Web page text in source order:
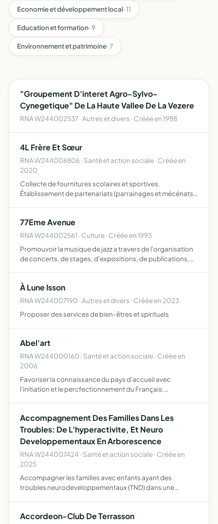
Economie et développement local· 11
Education et formation· 9
Environnement et patrimoine· 7
"Groupement D'interet Agro-Sylvo-
Cynegetique" De La Haute Vallee De La Vezere
RNA W244002537 · Autres et divers · Créée en 1988
4L Frère Et Sœur
RNA W244006806 · Santé et action sociale · Créée en
2020
Collecte de fournitures scolaires et sportives.
Établissement de partenariats (parrainages et mécénats)
conféren…
77Eme Avenue
RNA W244002561 · Culture · Créée en 1993
Promouvoir la musique de jazz a travers de l'organisation
de concerts, de stages, d'expositions, de publications,
À Lune Isson
RNA W244007190 · Autres et divers · Créée en 2023
Proposer des services de bien-êtres et spirituels
Abel'art
RNA W244000160 · Santé et action sociale · Créée en
2006
Favoriser la connaissance du pays d'accueil avec
l'initiation et le percfectionnement du Français,
arrivants pe…
Accompagnement Des Familles Dans Les
Troubles: De L'hyperactivite, Et Neuro
Developpementaux En Arborescence
RNA W244007424 · Santé et action sociale · Créée en
2025
Accompagner les familles avec enfants ayant des
troubles neurodeveloppementaux (TND) dans une
espace d …
Accordeon-Club De Terrasson